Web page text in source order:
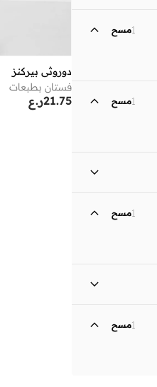
1مسح
1مسح
1مسح
1مسح
دوروثي بيركنز
فستان بطبعات
ر.ع21.75